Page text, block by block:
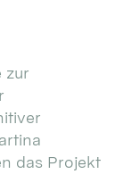
zur
das Projekt